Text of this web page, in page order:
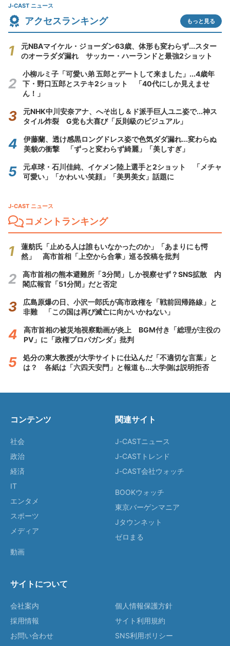
J-CAST ニュース
アクセスランキング もっと見る
元NBAマイケル・ジョーダン63歳、体形も変わらず...スター
のオーラダダ漏れ サッカー・ハーランドと最強2ショット
小柳ルミ子「可愛い弟 五郎とデートして来ました」...4歳年
下・野口五郎とステキ2ショット 「40代にしか見えませ
ん！」
元NHK中川安奈アナ、へそ出し＆ド派手巨人ユニ姿で...神ス
タイル炸裂 G党も大喜び「反則級のビジュアル」
伊藤蘭、透け感黒ロングドレス姿で色気ダダ漏れ...変わらぬ
美貌の衝撃 「ずっと変わらず綺麗」「美しすぎ」
元卓球・石川佳純、イケメン陸上選手と2ショット 「メチャ
可愛い」「かわいい笑顔」「美男美女」話題に
J-CAST ニュース
コメントランキング
蓮舫氏「止める人は誰もいなかったのか」「あまりにも愕
然」 高市首相「上空から合掌」巡る投稿を批判
高市首相の熊本避難所「3分間」しか視察せず？SNS拡散 内
閣広報官「51分間」だと否定
広島原爆の日、小沢一郎氏が高市政権を「戦前回帰路線」と
非難 「この国は再び滅亡に向かいかねない」
高市首相の被災地視察動画が炎上 BGM付き「総理が主役の
PV」に「政権プロパガンダ」批判
処分の東大教授が大学サイトに仕込んだ「不適切な言葉」と
は？ 各紙は「六四天安門」と報道も...大学側は説明拒否
コンテンツ
社会
政治
経済
IT
エンタメ
スポーツ
メディア
動画
関連サイト
J-CASTニュース
J-CASTトレンド
J-CAST会社ウォッチ
BOOKウォッチ
東京バーゲンマニア
Jタウンネット
ゼロまる
サイトについて
会社案内
採用情報
お問い合わせ
個人情報保護方針
サイト利用規約
SNS利用ポリシー